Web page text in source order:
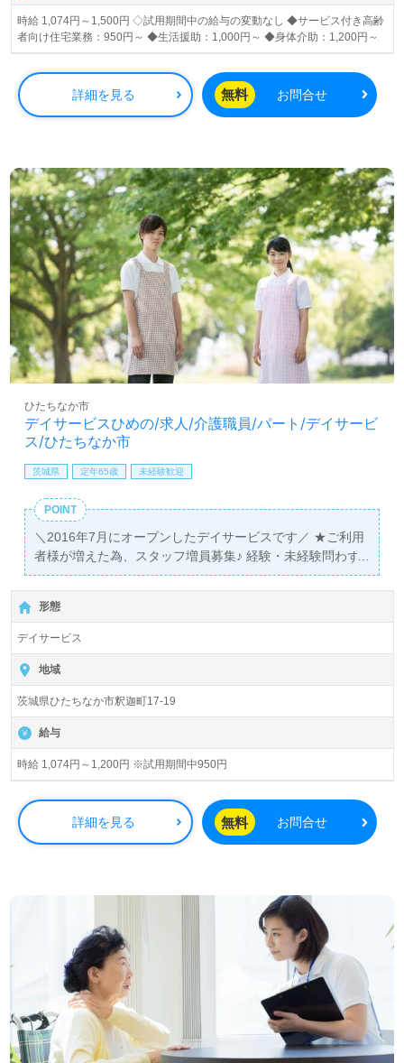
時給 1,074円～1,500円 ◇試用期間中の給与の変動なし ◆サービス付き高齢
者向け住宅業務：950円～ ◆生活援助：1,000円～ ◆身体介助：1,200円～
詳細を見る 無料 お問合せ
デイサービスひめの/求人/介護職員/パート/デイサービ
ス/ひたちなか市
ひたちなか市
茨城県 定年65歳 未経験歓迎
POINT
＼2016年7月にオープンしたデイサービスです／ ★ご利用
者様が増えた為、スタッフ増員募集♪ 経験・未経験問わず
募集しております。 ★お子様のいる方でも安心して働ける
環境です。
形態
デイサービス
地域
茨城県ひたちなか市釈迦町17-19
給与
時給 1,074円～1,200円 ※試用期間中950円
詳細を見る 無料 お問合せ